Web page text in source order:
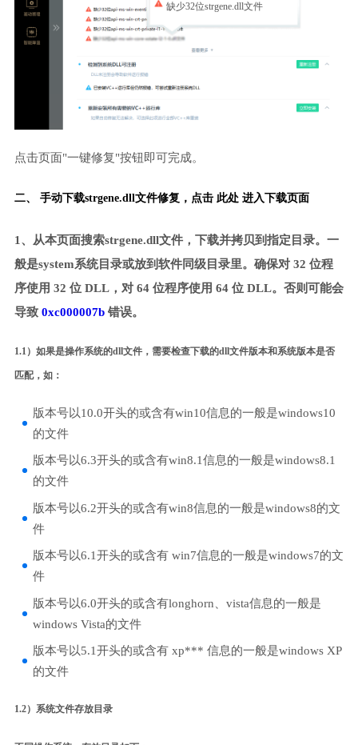
缺少32位strgene.dll文件
点击页面"一键修复"按钮即可完成。
二、 手动下载strgene.dll文件修复， 点击 此处 进入下载页面
1、从本页面搜索strgene.dll文件，下载并拷贝到指定目录。一
般是system系统目录或放到软件同级目录里。确保对 32 位程
序使用 32 位 DLL，对 64 位程序使用 64 位 DLL。否则可能会
导致 0xc000007b错误。
1.1）如果是操作系统的dll文件，需要检查下载的dll文件版本和系统版本是否
匹配，如：
版本号以10.0开头的或含有win10信息的一般是windows10
的文件
版本号以6.3开头的或含有win8.1信息的一般是windows8.1
的文件
版本号以6.2开头的或含有win8信息的一般是windows8的文
件
版本号以6.1开头的或含有 win7信息的一般是windows7的文
件
版本号以6.0开头的或含有longhorn、vista信息的一般是
windows Vista的文件
版本号以5.1开头的或含有 xp*** 信息的一般是windows XP
的文件
1.2）系统文件存放目录